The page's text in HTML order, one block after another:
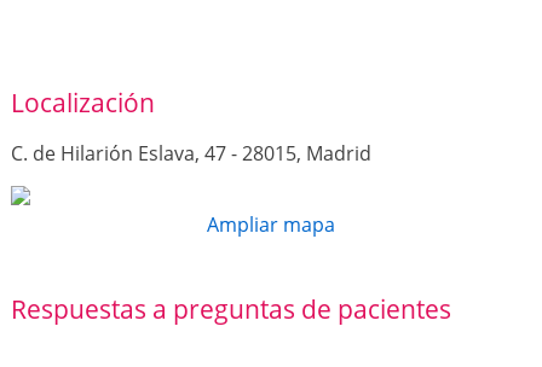
Localización
C. de Hilarión Eslava, 47 - 28015, Madrid
Ampliar mapa
Respuestas a preguntas de pacientes